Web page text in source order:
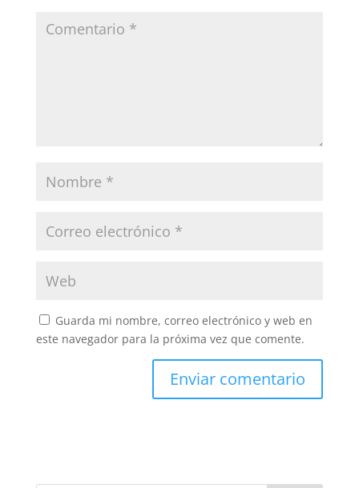
Guarda mi nombre, correo electrónico y web en
este navegador para la próxima vez que comente.